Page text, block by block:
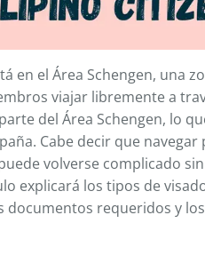
en el Área Schengen, una
viajar libremente a
del Área Schengen, lo
Cabe decir que
volverse complicado
explicará los tipos de
documentos requeridos y